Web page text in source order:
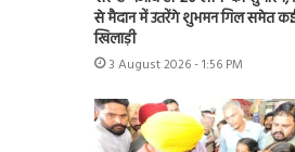
से मैदान में उतरेंगे शुभमन गिल समेत कई
खिलाड़ी
3 August 2026 - 1:56 PM